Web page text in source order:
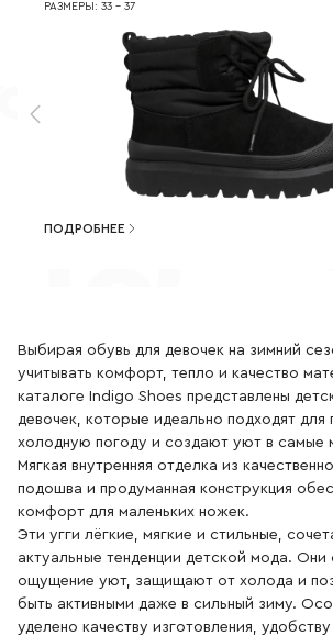
РАЗМЕРЫ : 33 - 37
ПОДРОБНЕЕ
Выбирая обувь для девочек на зимний
учитывать комфорт, тепло и качество
каталоге Indigo Shoes представлены
девочек, которые идеально подходят для
холодную погоду и создают уют в самые
Мягкая внутренняя отделка из
подошва и продуманная конструкция
комфорт для маленьких ножек.
Эти угги лёгкие, мягкие и стильные,
актуальные тенденции детской мода. Они
ощущение уют, защищают от холода и
быть активными даже в сильный зиму.
уделено качеству изготовления,